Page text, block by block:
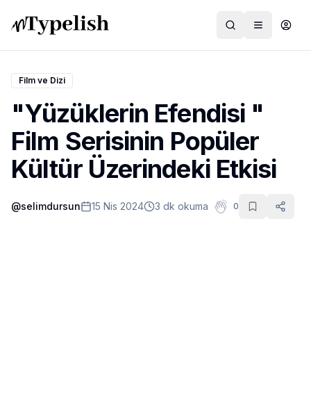
Dünya
Film ve Dizi
Kültür ve Sanat
Sağlık
Film ve Dizi
"Yüzüklerin Efendisi "
Film Serisinin Popüler
Kültür Üzerindeki Etkisi
@selimdursun 15 Nis 2024 3 dk okuma 0